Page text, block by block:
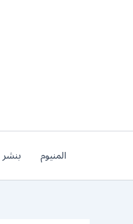
المنيوم بنشر